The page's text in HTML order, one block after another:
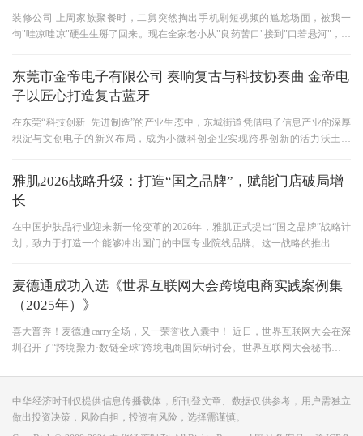
装修公司 上周家族聚餐时，二舅突然掏出手机刷短视频的尴尬场面，被我一
句"哇凉哇凉"硬生生掰了回来。现在全家老小从"良药苦口"接到"口若悬河"，连
东莞市金帝电子有限公司 奏响复古与科技协奏曲 金帝电
子以匠心打造复古蓝牙
在东莞“科技创新+先进制造”的产业生态中，东城街道凭借电子信息产业的深厚
积淀与文创电子的新兴布局，成为小微科创企业实现跨界创新的活力沃土。
雅肌2026战略升级：打造“国之品牌”，赋能门店破局增
长
在中国护肤品行业迎来新一轮变革的2026年，雅肌正式提出“国之品牌”战略计
划，致力于打造一个能够冲出国门的中国专业院线品牌。这一战略的推出，正
麦德通成功入选《世界互联网大会跨境电商实践案例集
（2025年）》
喜大普奔！麦德通carry全场，又一荣誉收入囊中！ 近日，世界互联网大会在深
圳召开了“跨境聚力·数链全球”跨境电商国际研讨会。世界互联网大会秘书长任
中华经济时刊仅提供信息传播载体，所刊登文章、数据仅供参考，用户需独立
做出投资决策，风险自担，投资有风险，选择需谨慎。